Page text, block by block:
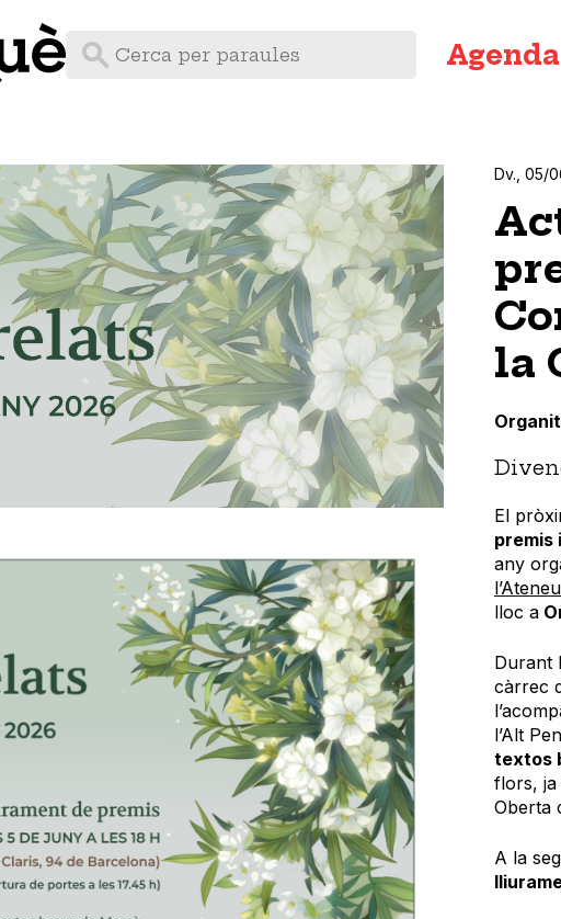
principal
Agenda
Dv., 05/
la
El
premis
any
lloc a
Durant
càrrec
l’Alt
textos
flors, ja
Oberta
A la